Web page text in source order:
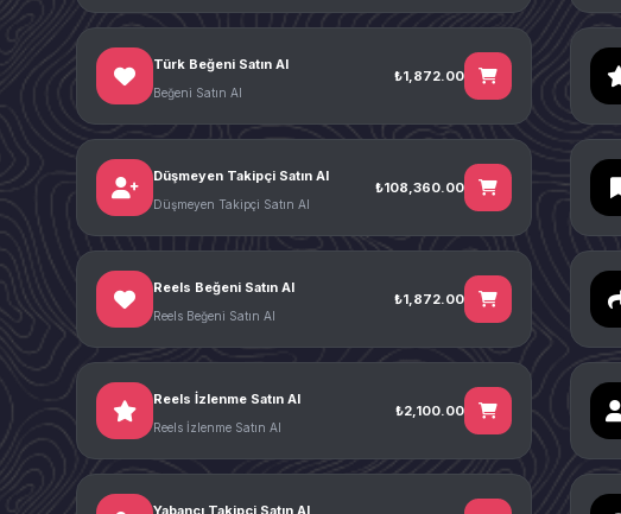
Türk Beğeni Satın Al
Beğeni Satın Al
₺1,872.00
Düşmeyen Takipçi Satın Al
Düşmeyen Takipçi Satın Al
₺108,360.00
Reels Beğeni Satın Al
Reels Beğeni Satın Al
₺1,872.00
Reels İzlenme Satın Al
Reels İzlenme Satın Al
₺2,100.00